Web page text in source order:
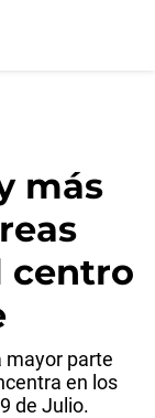
más
centro
mayor parte
en los
de Julio.